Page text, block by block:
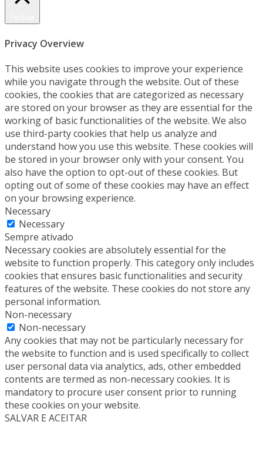
Privacy Overview
This website uses cookies to improve your experience
while you navigate through the website. Out of these
cookies, the cookies that are categorized as necessary
are stored on your browser as they are essential for the
working of basic functionalities of the website. We also
use third-party cookies that help us analyze and
understand how you use this website. These cookies will
be stored in your browser only with your consent. You
also have the option to opt-out of these cookies. But
opting out of some of these cookies may have an effect
on your browsing experience.
Necessary
Necessary
Sempre ativado
Necessary cookies are absolutely essential for the
website to function properly. This category only includes
cookies that ensures basic functionalities and security
features of the website. These cookies do not store any
personal information.
Non-necessary
Non-necessary
Any cookies that may not be particularly necessary for
the website to function and is used specifically to collect
user personal data via analytics, ads, other embedded
contents are termed as non-necessary cookies. It is
mandatory to procure user consent prior to running
these cookies on your website.
SALVAR E ACEITAR